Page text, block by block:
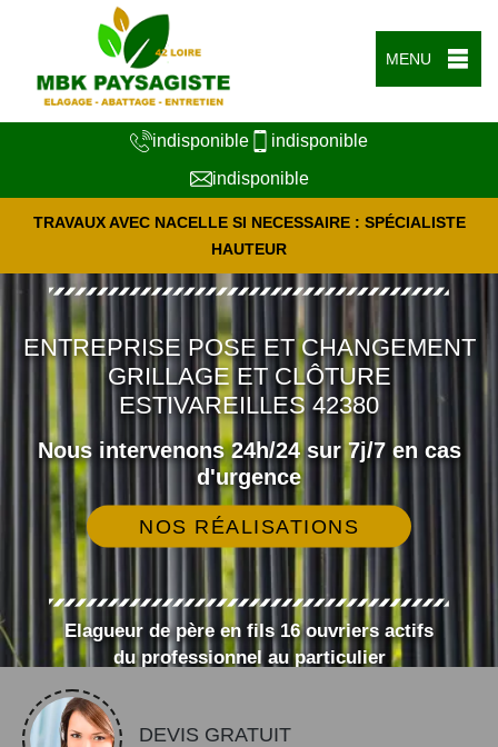
MENU
indisponible
indisponible
indisponible
TRAVAUX AVEC NACELLE SI NECESSAIRE : SPÉCIALISTE
HAUTEUR
ENTREPRISE POSE ET CHANGEMENT
GRILLAGE ET CLÔTURE
ESTIVAREILLES 42380
Nous intervenons 24h/24 sur 7j/7 en cas
d'urgence
NOS RÉALISATIONS
Elagueur de père en fils 16 ouvriers actifs
du professionnel au particulier
DEVIS GRATUIT